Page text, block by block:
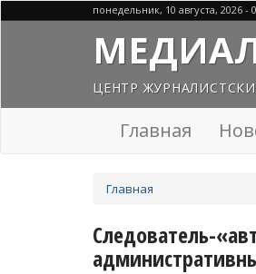
понедельник, 10 августа, 2026 -
ЦЕНТР
Главная
здесь
Главная
Следователь-